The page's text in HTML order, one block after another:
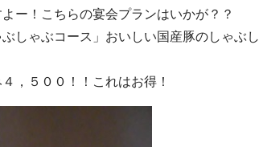
ー！こちらの宴会プランはいかが？？
しゃぶコース」おいしい国産豚のしゃぶし
，５００！！これはお得！